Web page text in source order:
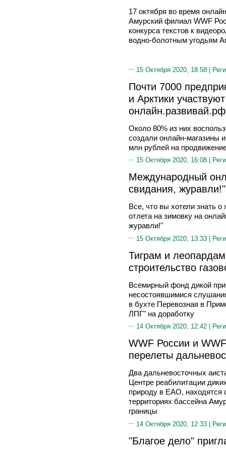
17 октября во время
Амурский филиал WWF
конкурса текстов к
водно-болотным угодьям
15 Октября 2020, 18:58 |
Почти 7000
и Арктики
онлайн.развивай.рф
Около 80% из них
создали онлайн-магазины
млн рублей на
15 Октября 2020, 16:08 |
Международный
свидания,
Все, что вы хотели знать
отлета на зимовку на
журавли!"
15 Октября 2020, 13:33 |
Тиграм и
строительство
Всемирный фонд дикой
несостоявшимися
в бухте Перевозная в
ЛПГ" на доработку
14 Октября 2020, 12:42 |
WWF России и
перелеты
Два дальневосточных
Центре реабилитации
природу в ЕАО, находятся
территориях бассейна
границы
14 Октября 2020, 12:33 |
"Благое дело"